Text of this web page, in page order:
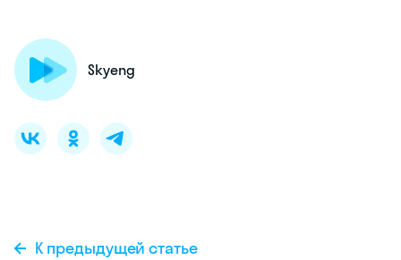
Skyeng
К предыдущей статье